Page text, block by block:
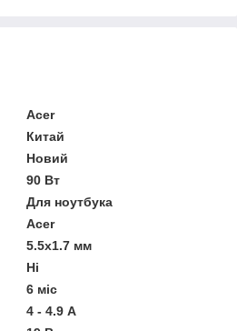
Acer
Китай
Новий
90 Вт
Для ноутбука
Acer
5.5x1.7 мм
Ні
6 міс
4 - 4.9 А